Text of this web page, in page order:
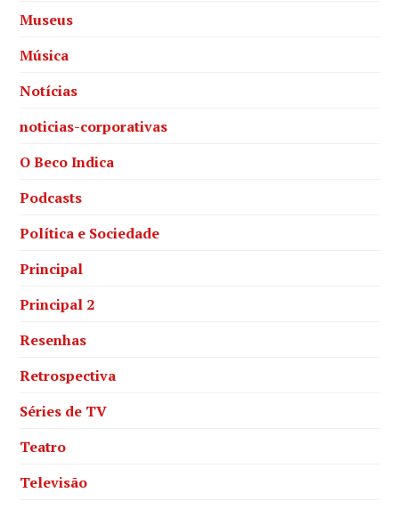
Museus
Música
Notícias
noticias-corporativas
O Beco Indica
Podcasts
Política e Sociedade
Principal
Principal 2
Resenhas
Retrospectiva
Séries de TV
Teatro
Televisão